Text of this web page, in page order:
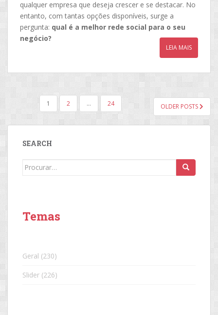
qualquer empresa que deseja crescer e se destacar. No
entanto, com tantas opções disponíveis, surge a
pergunta: qual é a melhor rede social para o seu
negócio?
LEIA MAIS
NAVEGAÇÃO
POSTS
1 2 … 24 OLDER POSTS
SEARCH
Search
Temas
Geral (230)
Slider (226)